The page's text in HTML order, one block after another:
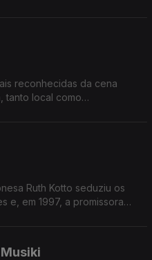
reconhecidas da cena
tanto local como
Ruth Kotto seduziu os
e, em 1997, a promissora